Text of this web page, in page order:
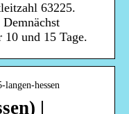
63225.
10 und 15 Tage.
langen-hessen
|